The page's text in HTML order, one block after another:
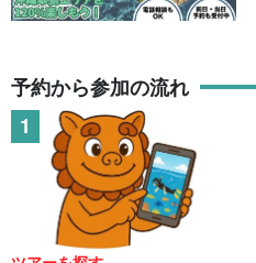
予約から参加の流れ